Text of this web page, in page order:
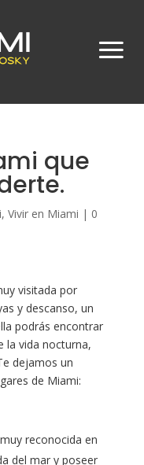
que
, Vivir en Miami | 0
visitada por
y descanso, un
podrás encontrar
la vida nocturna,
dejamos un
de Miami:
reconocida en
del mar y poseer